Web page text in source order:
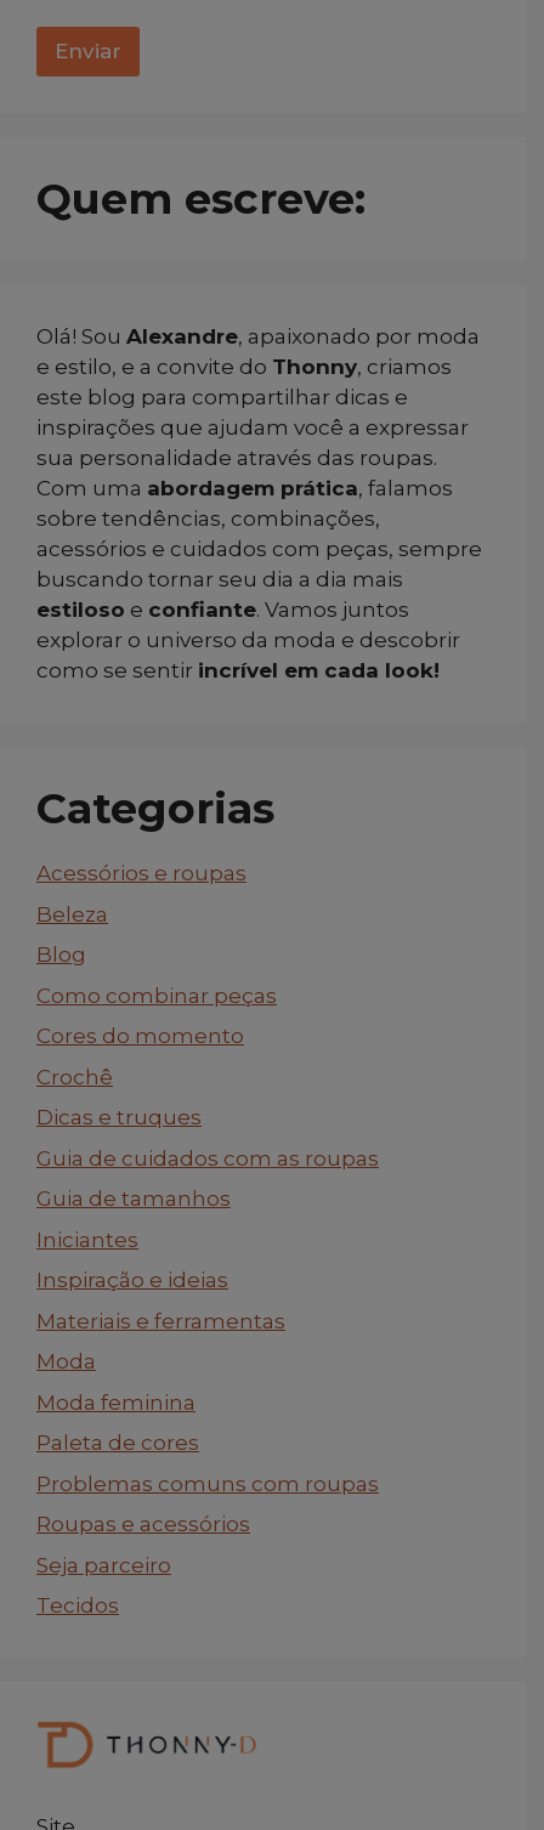
Enviar
Quem escreve:
Olá! Sou Alexandre, apaixonado por moda
e estilo, e a convite do Thonny, criamos
este blog para compartilhar dicas e
inspirações que ajudam você a expressar
sua personalidade através das roupas.
Com uma abordagem prática, falamos
sobre tendências, combinações,
acessórios e cuidados com peças, sempre
buscando tornar seu dia a dia mais
estiloso e confiante. Vamos juntos
explorar o universo da moda e descobrir
como se sentir incrível em cada look!
Categorias
Acessórios e roupas
Beleza
Blog
Como combinar peças
Cores do momento
Crochê
Dicas e truques
Guia de cuidados com as roupas
Guia de tamanhos
Iniciantes
Inspiração e ideias
Materiais e ferramentas
Moda
Moda feminina
Paleta de cores
Problemas comuns com roupas
Roupas e acessórios
Seja parceiro
Tecidos